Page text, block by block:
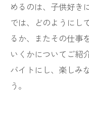
めるのは、子供好き
では、どのようにし
るか、またその仕事
いくかについてご紹
バイトにし、楽しみ
う。